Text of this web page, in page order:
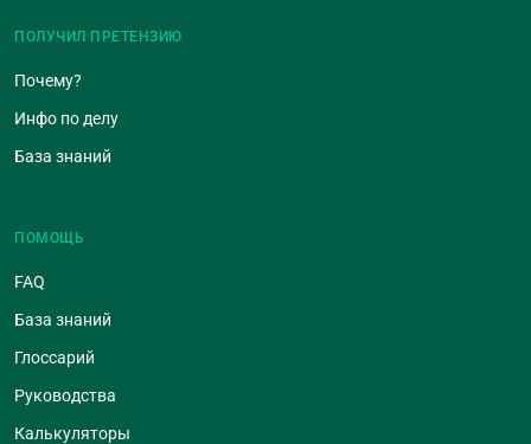
ПОЛУЧИЛ ПРЕТЕНЗИЮ
Почему?
Инфо по делу
База знаний
ПОМОЩЬ
FAQ
База знаний
Глоссарий
Руководства
Калькуляторы